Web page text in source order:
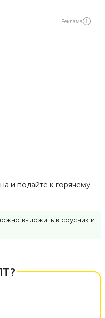
Реклама
и подайте к горячему
выложить в соусник и